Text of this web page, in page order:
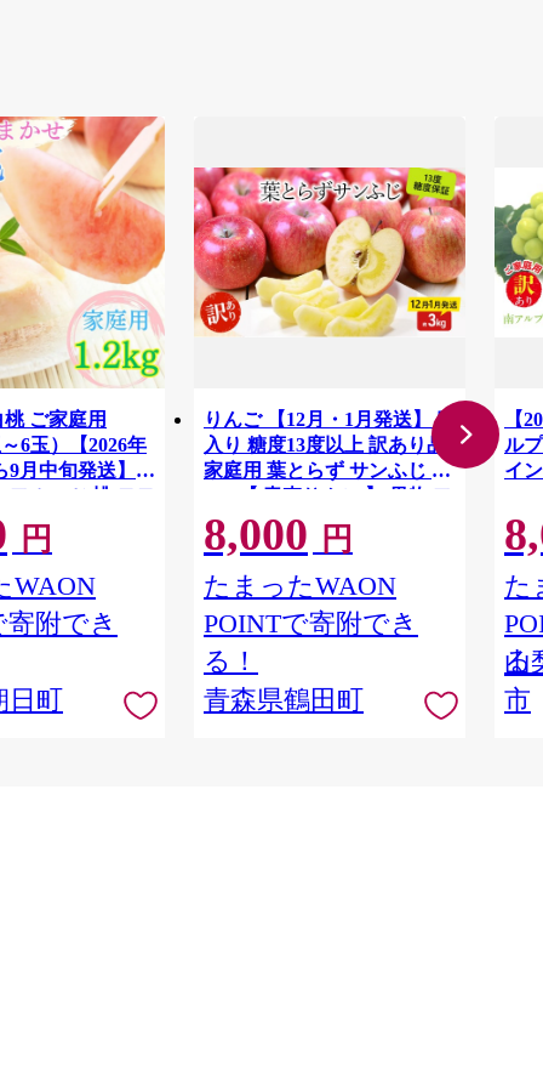
ご家庭用
6玉）【2026年
月中旬発送】
フルーツ 桃 モモ
無料
円
WAON
寄附でき
日町
りんご 【12月・1月発送】 蜜
入り 糖度13度以上 訳あり品
家庭用 葉とらず サンふじ 約
3kg 【 青森りんご 】 果物 フ
ルーツ 産地直送 糖度測定 褐
変 チェック 贈り物 年末 挨拶
8,000 円
たまったWAON
POINTで寄附でき
る！
青森県鶴田町
【
ル
イ
た
る
山
市